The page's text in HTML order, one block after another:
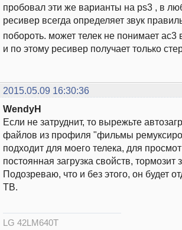
пробовал эти же варианты на ps3 , в
ресивер всегда определяет звук
побороть. может телек не понимает ac3
и по этому ресивер получает только
2015.05.09 16:30:36
WendyH
Если не затруднит, то вырежьте
файлов из профиля "фильмы
подходит для моего телека, для
постоянная загрузка свойств, тормозит
Подозреваю, что и без этого, он будет
ТВ.
LG 42LM640T